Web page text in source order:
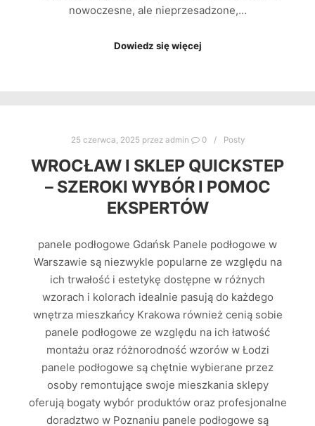
nowoczesne, ale nieprzesadzone,…
Dowiedz się więcej
25 czerwca, 2025 przez admin 0 Posty
WROCŁAW I SKLEP QUICKSTEP
– SZEROKI WYBÓR I POMOC
EKSPERTÓW
panele podłogowe Gdańsk Panele podłogowe w
Warszawie są niezwykle popularne ze względu na
ich trwałość i estetykę dostępne w różnych
wzorach i kolorach idealnie pasują do każdego
wnętrza mieszkańcy Krakowa również cenią sobie
panele podłogowe ze względu na ich łatwość
montażu oraz różnorodność wzorów w Łodzi
panele podłogowe są chętnie wybierane przez
osoby remontujące swoje mieszkania sklepy
oferują bogaty wybór produktów oraz profesjonalne
doradztwo w Poznaniu panele podłogowe są